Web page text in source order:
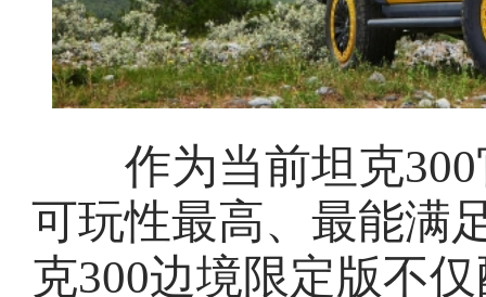
作为当前坦克300
可玩性最高、最能满
克300边境限定版不